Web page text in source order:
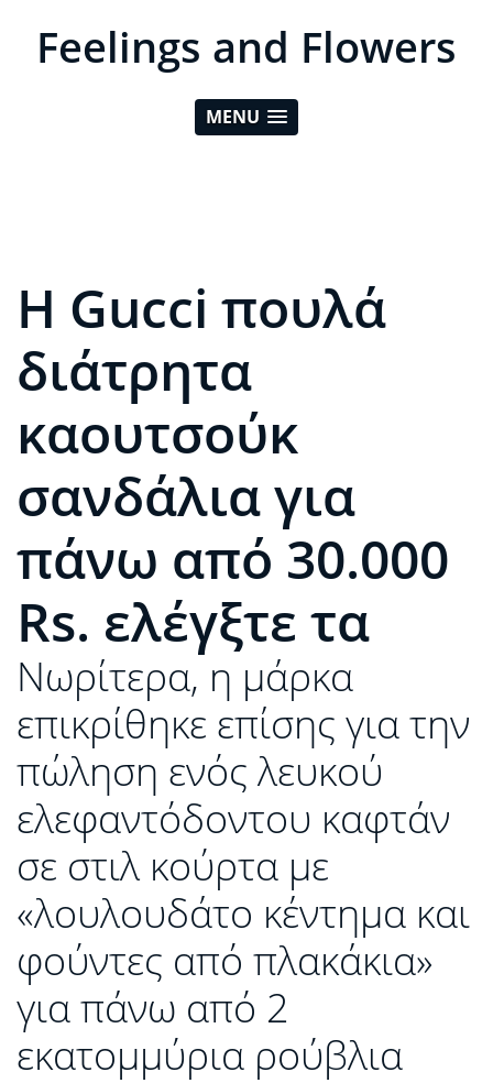
Feelings and Flowers
MENU
Η Gucci πουλά
διάτρητα
καουτσούκ
σανδάλια για
πάνω από 30.000
Rs. ελέγξτε τα
Νωρίτερα, η μάρκα
επικρίθηκε επίσης για την
πώληση ενός λευκού
ελεφαντόδοντου καφτάν
σε στιλ κούρτα με
«λουλουδάτο κέντημα και
φούντες από πλακάκια»
για πάνω από 2
εκατομμύρια ρούβλια